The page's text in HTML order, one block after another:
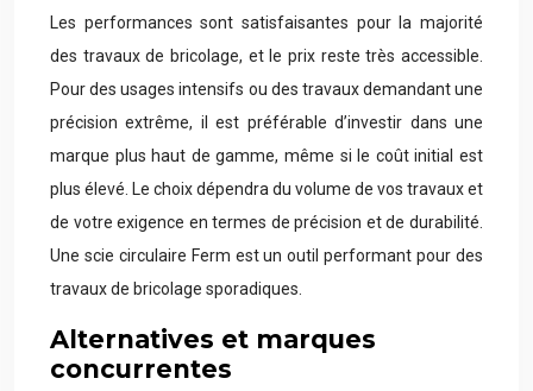
Les performances sont satisfaisantes pour la majorité
des travaux de bricolage, et le prix reste très accessible.
Pour des usages intensifs ou des travaux demandant une
précision extrême, il est préférable d’investir dans une
marque plus haut de gamme, même si le coût initial est
plus élevé. Le choix dépendra du volume de vos travaux et
de votre exigence en termes de précision et de durabilité.
Une scie circulaire Ferm est un outil performant pour des
travaux de bricolage sporadiques.
Alternatives et marques
concurrentes